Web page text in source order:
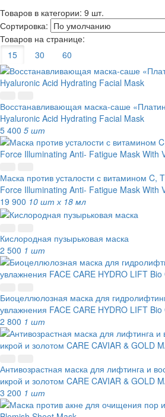
Товаров в категории: 9 шт.
Сортировка:
Товаров на странице:
15
30 60
Восстанавливающая маска-саше
Hyaluronic Acid Hydrating Facial Mask
5 400 5 шт
Маска против усталости с витамином C,
Force Illuminating Anti- Fatigue Mask With
19 900 10 шт х 18 мл
Кислородная пузырьковая маска
2 500 1 шт
Биоцеллюлозная маска для
увлажнения FACE CARE HYDRO LIFT
2 800 1 шт
Антивозрастная маска для лифтинга и
икрой и золотом CARE CAVIAR & GOLD
3 200 1 шт